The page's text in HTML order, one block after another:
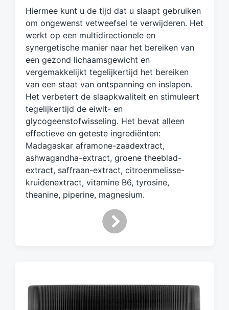
m
e
t
Hiermee kunt u de tijd dat u slaapt gebruiken
om ongewenst vetweefsel te verwijderen. Het
werkt op een multidirectionele en
synergetische manier naar het bereiken van
een gezond lichaamsgewicht en
vergemakkelijkt tegelijkertijd het bereiken
van een staat van ontspanning en inslapen.
Het verbetert de slaapkwaliteit en stimuleert
tegelijkertijd de eiwit- en
glycogeenstofwisseling. Het bevat alleen
effectieve en geteste ingrediënten:
Madagaskar aframone-zaadextract,
ashwagandha-extract, groene theeblad-
extract, saffraan-extract, citroenmelisse-
kruidenextract, vitamine B6, tyrosine,
theanine, piperine, magnesium.